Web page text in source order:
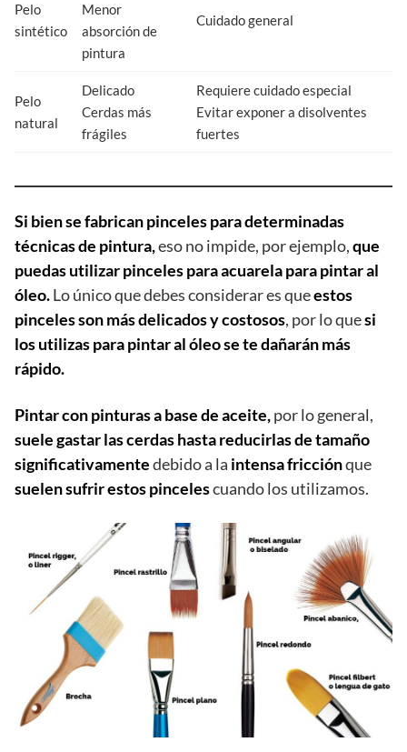
Pelo
sintético
Menor
absorción de
pintura
Cuidado general
Pelo
natural
Delicado
Cerdas más
frágiles
Requiere cuidado especial
Evitar exponer a disolventes
fuertes
Si bien se fabrican pinceles para determinadas
técnicas de pintura,eso no impide, por ejemplo,que
puedas utilizar pinceles para acuarela para pintar al
óleo.Lo único que debes considerar es queestos
pinceles son más delicados y costosos, por lo quesi
los utilizas para pintar al óleo se te dañarán más
rápido.
Pintar con pinturas a base de aceite,por lo general,
suele gastar las cerdas hasta reducirlas de tamaño
significativamentedebido a la intensa fricciónque
suelen sufrir estos pincelescuando los utilizamos.